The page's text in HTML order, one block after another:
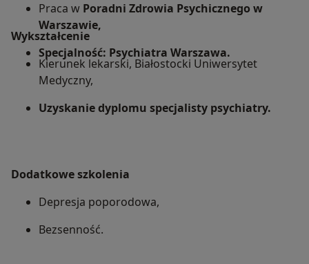
Praca w Poradni Zdrowia Psychicznego w
Warszawie,
Specjalność: Psychiatra Warszawa.
Wykształcenie
Kierunek lekarski, Białostocki Uniwersytet
Medyczny,
Uzyskanie dyplomu specjalisty psychiatry.
Dodatkowe szkolenia
Depresja poporodowa,
Bezsenność.